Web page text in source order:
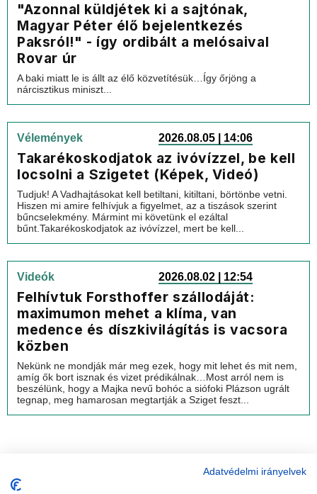
"Azonnal küldjétek ki a sajtónak,
Magyar Péter élő bejelentkezés
Paksról!" - így ordibált a melósaival
Rovar úr
A baki miatt le is állt az élő közvetítésük…Így őrjöng a
nárcisztikus miniszt...
Vélemények 2026.08.05 | 14:06
Takarékoskodjatok az ivóvízzel, be kell
locsolni a Szigetet (Képek, Videó)
Tudjuk! A Vadhajtásokat kell betiltani, kitiltani, börtönbe vetni.
Hiszen mi amire felhívjuk a figyelmet, az a tiszások szerint
bűncselekmény. Mármint mi követünk el ezáltal
bűnt.Takarékoskodjatok az ivóvízzel, mert be kell...
Videók 2026.08.02 | 12:54
Felhívtuk Forsthoffer szállodáját:
maximumon mehet a klíma, van
medence és díszkivilágítás is vacsora
közben
Nekünk ne mondják már meg ezek, hogy mit lehet és mit nem,
amíg ők bort isznak és vizet prédikálnak…Most arról nem is
beszélünk, hogy a Majka nevű bohóc a siófoki Plázson ugrált
tegnap, meg hamarosan megtartják a Sziget feszt...
Adatvédelmi irányelvek